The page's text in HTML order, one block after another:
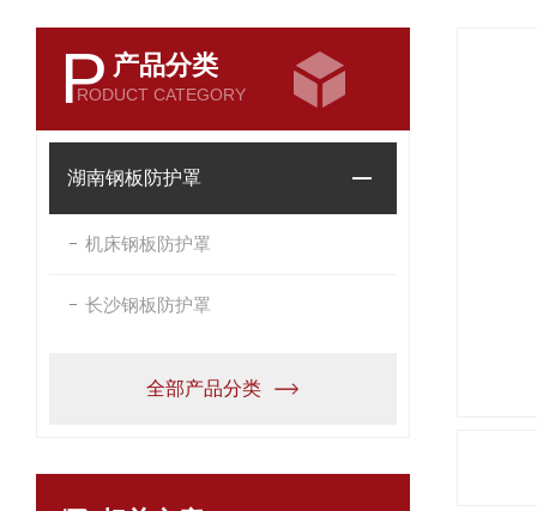
P 产品分类
RODUCT CATEGORY
湖南钢板防护罩
机床钢板防护罩
长沙钢板防护罩
全部产品分类